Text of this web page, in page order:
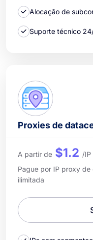
Alocação de
Suporte técnico
Proxies de
A partir de $1.2 /IP
Pague por IP proxy
ilimitada